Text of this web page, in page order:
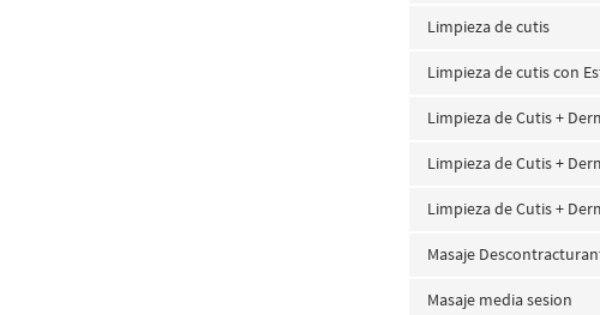
Limpieza de cutis
Limpieza de cutis con
Limpieza de Cutis +
Limpieza de Cutis +
Limpieza de Cutis +
Masaje
Masaje media sesion